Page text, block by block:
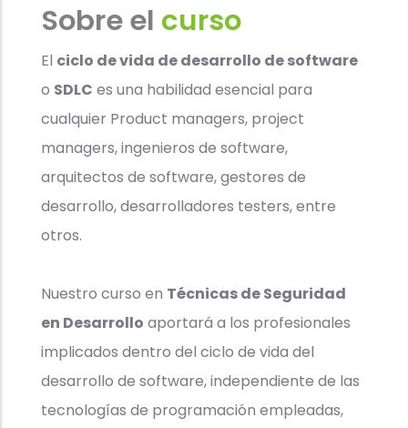
Sobre el curso
El ciclo de vida de desarrollo de software
o SDLC es una habilidad esencial para
cualquier Product managers, project
managers, ingenieros de software,
arquitectos de software, gestores de
desarrollo, desarrolladores testers, entre
otros.
Nuestro curso en Técnicas de Seguridad
en Desarrollo aportará a los profesionales
implicados dentro del ciclo de vida del
desarrollo de software, independiente de las
tecnologías de programación empleadas,